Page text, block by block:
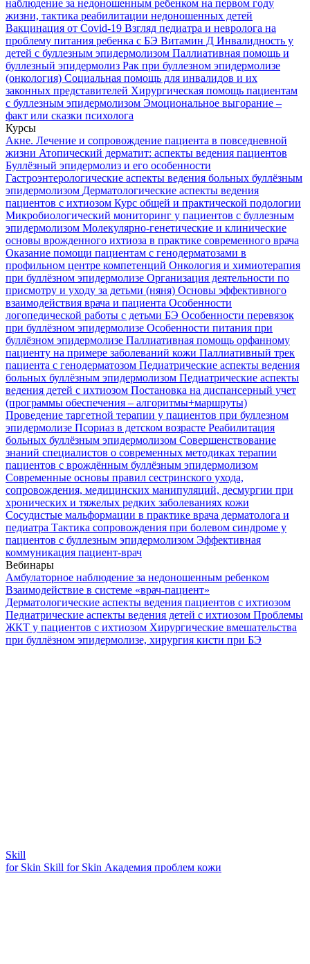
наблюдение за недоношенным ребенком на первом году
жизни, тактика реабилитации недоношенных детей
Вакцинация от Covid-19 Взгляд педиатра и невролога на
проблему питания ребенка с БЭ Витамин Д Инвалидность у
детей с буллезным эпидермолизом Паллиативная помощь и
буллезный эпидермолиз Рак при буллезном эпидермолизе
(онкология) Социальная помощь для инвалидов и их
законных представителей Хирургическая помощь пациентам
с буллезным эпидермолизом Эмоциональное выгорание –
факт или сказки психолога
Курсы
Акне. Лечение и сопровождение пациента в повседневной
жизни Атопический дерматит: аспекты ведения пациентов
Буллёзный эпидермолиз и его особенности
Гастроэнтерологические аспекты ведения больных буллёзным
эпидермолизом Дерматологические аспекты ведения
пациентов с ихтиозом Курс общей и практической подологии
Микробиологический мониторинг у пациентов с буллезным
эпидермолизом Молекулярно-генетические и клинические
основы врожденного ихтиоза в практике современного врача
Оказание помощи пациентам с генодерматозами в
профильном центре компетенций Онкология и химиотерапия
при буллёзном эпидермолизе Организация деятельности по
присмотру и уходу за детьми (няня) Основы эффективного
взаимодействия врача и пациента Особенности
логопедической работы с детьми БЭ Особенности перевязок
при буллёзном эпидермолизе Особенности питания при
буллёзном эпидермолизе Паллиативная помощь орфанному
пациенту на примере заболеваний кожи Паллиативный трек
пациента с генодерматозом Педиатрические аспекты ведения
больных буллёзным эпидермолизом Педиатрические аспекты
ведения детей с ихтиозом Постановка на диспансерный учет
(программы обеспечения – алгоритмы+маршруты)
Проведение таргетной терапии у пациентов при буллезном
эпидермолизе Псориаз в детском возрасте Реабилитация
больных буллёзным эпидермолизом Совершенствование
знаний специалистов о современных методиках терапии
пациентов с врождённым буллёзным эпидермолизом
Современные основы правил сестринского ухода,
сопровождения, медицинских манипуляций, десмургии при
хронических и тяжелых редких заболеваниях кожи
Сосудистые мальформации в практике врача дерматолога и
педиатра Тактика сопровождения при болевом синдроме у
пациентов с буллезным эпидермолизом Эффективная
коммуникация пациент-врач
Вебинары
Амбулаторное наблюдение за недоношенным ребенком
Взаимодействие в системе «врач-пациент»
Дерматологические аспекты ведения пациентов с ихтиозом
Педиатрические аспекты ведения детей с ихтиозом Проблемы
ЖКТ у пациентов с ихтиозом Хирургические вмешательства
при буллёзном эпидермолизе, хирургия кисти при БЭ
Skill
for Skin Skill for Skin Академия проблем кожи